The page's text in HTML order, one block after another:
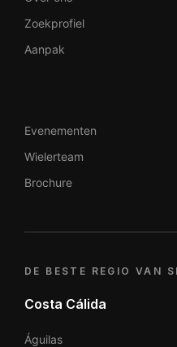
Zoekprofiel
Aanpak
Evenementen
Wielerteam
Brochure
DE BESTE REGIO VAN
Costa Cálida
Águilas